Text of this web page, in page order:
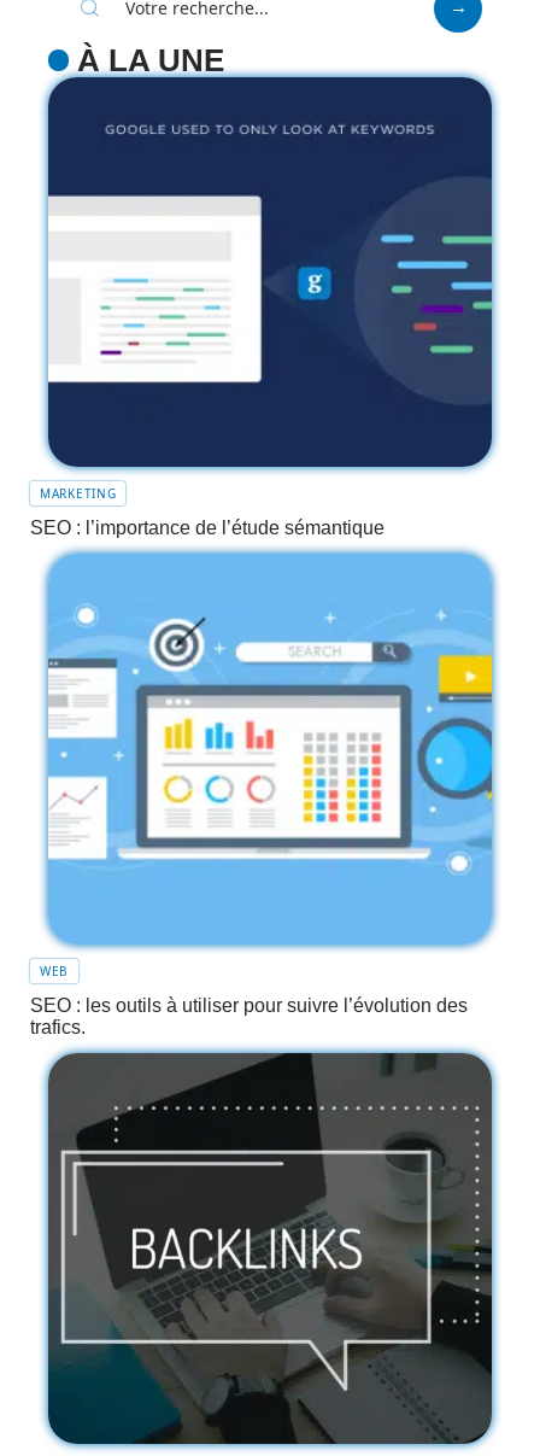
À LA UNE
MARKETING
SEO : l’importance de l’étude sémantique
WEB
SEO : les outils à utiliser pour suivre l’évolution des
trafics.